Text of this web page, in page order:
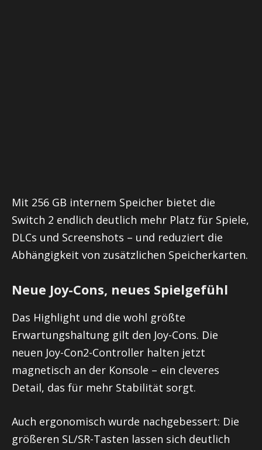
Mit 256 GB internem Speicher bietet die
Switch 2 endlich deutlich mehr Platz für Spiele,
DLCs und Screenshots – und reduziert die
Abhängigkeit von zusätzlichen Speicherkarten.
Neue Joy-Cons, neues Spielgefühl
Das Highlight und die wohl größte
Erwartungshaltung gilt den Joy-Cons. Die
neuen Joy-Con2-Controller halten jetzt
magnetisch an der Konsole – ein cleveres
Detail, das für mehr Stabilität sorgt.
Auch ergonomisch wurde nachgebessert: Die
größeren SL/SR-Tasten lassen sich deutlich